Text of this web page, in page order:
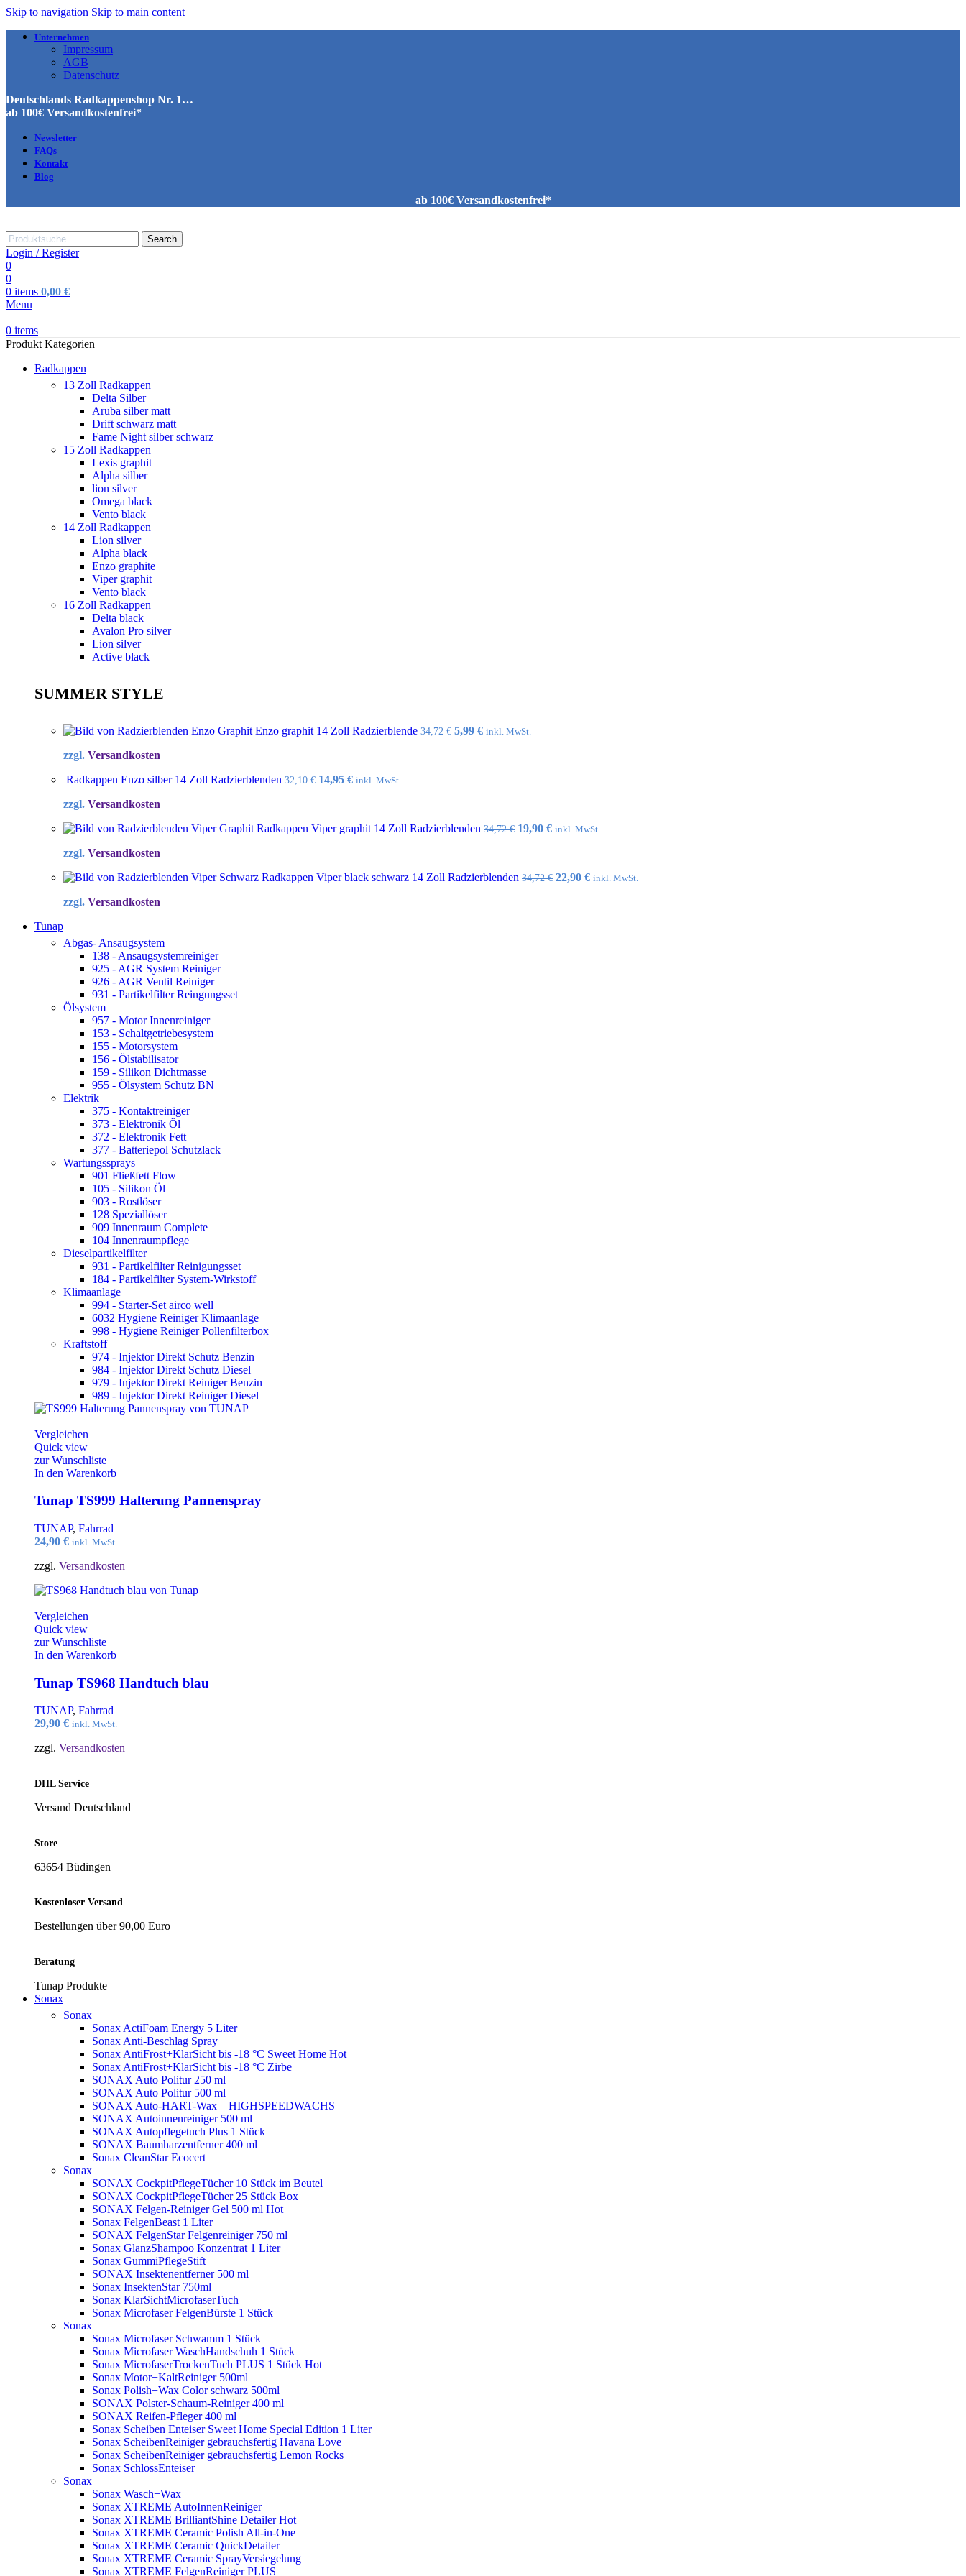
Skip to navigation Skip to main content
Unternehmen
Impressum
AGB
Datenschutz
Deutschlands Radkappenshop Nr. 1…
ab 100€ Versandkostenfrei*
Newsletter
FAQs
Kontakt
Blog
ab 100€ Versandkostenfrei*
Search
Login / Register
0
0
0 items 0,00 €
Menu
0 items
Produkt Kategorien
Radkappen
13 Zoll Radkappen
Delta Silber
Aruba silber matt
Drift schwarz matt
Fame Night silber schwarz
15 Zoll Radkappen
Lexis graphit
Alpha silber
lion silver
Omega black
Vento black
14 Zoll Radkappen
Lion silver
Alpha black
Enzo graphite
Viper graphit
Vento black
16 Zoll Radkappen
Delta black
Avalon Pro silver
Lion silver
Active black
SUMMER STYLE
Enzo graphit 14 Zoll Radzierblende 34,72€ Ursprünglicher
5,99 €Aktueller
inkl. MwSt.
zzgl. Versandkosten
Radkappen Enzo silber 14 Zoll Radzierblenden 32,10€ Ursprünglicher
14,95 €Aktueller
inkl. MwSt.
zzgl. Versandkosten
Radkappen Viper graphit 14 Zoll Radzierblenden 34,72€ Ursprünglicher
19,90 €Aktueller
inkl. MwSt.
zzgl. Versandkosten
Radkappen Viper black schwarz 14 Zoll Radzierblenden 34,72€ Ursprünglicher
22,90 €Aktueller
inkl. MwSt.
zzgl. Versandkosten
Tunap
Abgas- Ansaugsystem
138 - Ansaugsystemreiniger
925 - AGR System Reiniger
926 - AGR Ventil Reiniger
931 - Partikelfilter Reingungsset
Ölsystem
957 - Motor Innenreiniger
153 - Schaltgetriebesystem
155 - Motorsystem
156 - Ölstabilisator
159 - Silikon Dichtmasse
955 - Ölsystem Schutz BN
Elektrik
375 - Kontaktreiniger
373 - Elektronik Öl
372 - Elektronik Fett
377 - Batteriepol Schutzlack
Wartungssprays
901 Fließfett Flow
105 - Silikon Öl
903 - Rostlöser
128 Speziallöser
909 Innenraum Complete
104 Innenraumpflege
Dieselpartikelfilter
931 - Partikelfilter Reinigungsset
184 - Partikelfilter System-Wirkstoff
Klimaanlage
994 - Starter-Set airco well
6032 Hygiene Reiniger Klimaanlage
998 - Hygiene Reiniger Pollenfilterbox
Kraftstoff
974 - Injektor Direkt Schutz Benzin
984 - Injektor Direkt Schutz Diesel
979 - Injektor Direkt Reiniger Benzin
989 - Injektor Direkt Reiniger Diesel
Vergleichen
Quick view
zur Wunschliste
In den Warenkorb
Tunap TS999 Halterung Pannenspray
TUNAP, Fahrrad
24,90 € inkl. MwSt.
zzgl. Versandkosten
Vergleichen
Quick view
zur Wunschliste
In den Warenkorb
Tunap TS968 Handtuch blau
TUNAP, Fahrrad
29,90 € inkl. MwSt.
zzgl. Versandkosten
DHL Service
Versand Deutschland
Store
63654 Büdingen
Kostenloser Versand
Bestellungen über 90,00 Euro
Beratung
Tunap Produkte
Sonax
Sonax
Sonax ActiFoam Energy 5 Liter
Sonax Anti-Beschlag Spray
Sonax AntiFrost+KlarSicht bis -18 °C Sweet Home Hot
Sonax AntiFrost+KlarSicht bis -18 °C Zirbe
SONAX Auto Politur 250 ml
SONAX Auto Politur 500 ml
SONAX Auto-HART-Wax – HIGHSPEEDWACHS
SONAX Autoinnenreiniger 500 ml
SONAX Autopflegetuch Plus 1 Stück
SONAX Baumharzentferner 400 ml
Sonax CleanStar Ecocert
Sonax
SONAX CockpitPflegeTücher 10 Stück im Beutel
SONAX CockpitPflegeTücher 25 Stück Box
SONAX Felgen-Reiniger Gel 500 ml Hot
Sonax FelgenBeast 1 Liter
SONAX FelgenStar Felgenreiniger 750 ml
Sonax GlanzShampoo Konzentrat 1 Liter
Sonax GummiPflegeStift
SONAX Insektenentferner 500 ml
Sonax InsektenStar 750ml
Sonax KlarSichtMicrofaserTuch
Sonax Microfaser FelgenBürste 1 Stück
Sonax
Sonax Microfaser Schwamm 1 Stück
Sonax Microfaser WaschHandschuh 1 Stück
Sonax MicrofaserTrockenTuch PLUS 1 Stück Hot
Sonax Motor+KaltReiniger 500ml
Sonax Polish+Wax Color schwarz 500ml
SONAX Polster-Schaum-Reiniger 400 ml
SONAX Reifen-Pfleger 400 ml
Sonax Scheiben Enteiser Sweet Home Special Edition 1 Liter
Sonax ScheibenReiniger gebrauchsfertig Havana Love
Sonax ScheibenReiniger gebrauchsfertig Lemon Rocks
Sonax SchlossEnteiser
Sonax
Sonax Wasch+Wax
Sonax XTREME AutoInnenReiniger
Sonax XTREME BrilliantShine DetailerHot
Sonax XTREME Ceramic Polish All-in-One
Sonax XTREME Ceramic QuickDetailer
Sonax XTREME Ceramic SprayVersiegelung
Sonax XTREME FelgenReiniger PLUS